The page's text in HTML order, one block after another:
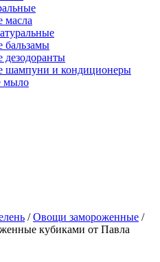
масла
бальзамы
дезодоранты
шампуни и кондиционеры
мыло
/Овощи замороженные /
кубиками от Павла